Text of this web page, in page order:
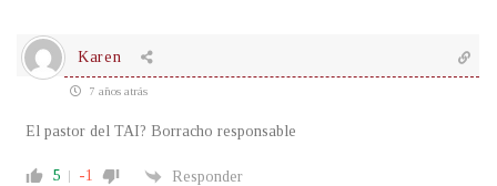
Karen
7 años atrás
El pastor del TAI? Borracho responsable
5 -1 Responder